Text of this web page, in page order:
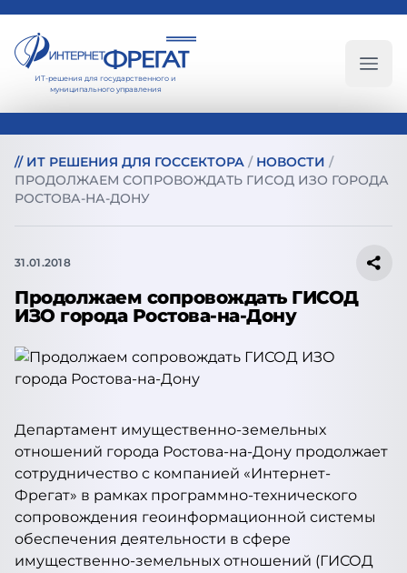
ИТ-решения для государственного и
муниципального управления
// ИТ РЕШЕНИЯ ДЛЯ ГОССЕКТОРА / НОВОСТИ /
ПРОДОЛЖАЕМ СОПРОВОЖДАТЬ ГИСОД ИЗО ГОРОДА
РОСТОВА-НА-ДОНУ
31.01.2018
Продолжаем сопровождать ГИСОД
ИЗО города Ростова-на-Дону
Департамент имущественно-земельных
отношений города Ростова-на-Дону продолжает
сотрудничество с компанией «Интернет-
Фрегат» в рамках программно-технического
сопровождения геоинформационной системы
обеспечения деятельности в сфере
имущественно-земельных отношений (ГИСОД